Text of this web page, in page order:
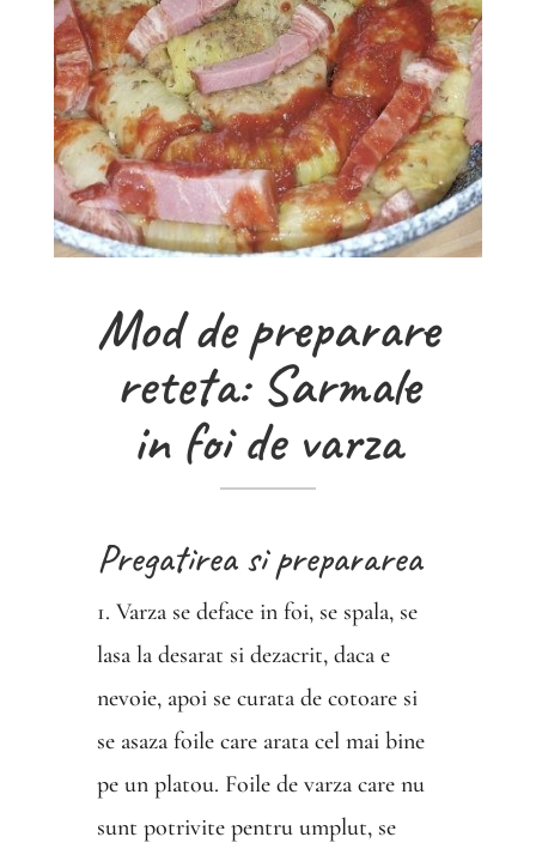
Mod de preparare
reteta: Sarmale
in foi de varza
Pregatirea si prepararea
1. Varza se deface in foi, se spala, se
lasa la desarat si dezacrit, daca e
nevoie, apoi se curata de cotoare si
se asaza foile care arata cel mai bine
pe un platou. Foile de varza care nu
sunt potrivite pentru umplut, se